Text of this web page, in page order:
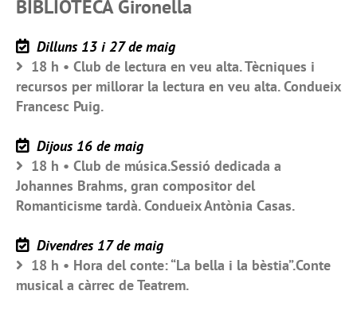
BIBLIOTECA Gironella
Dilluns 13 i 27 de maig
18 h • Club de lectura en veu alta. Tècniques i
recursos per millorar la lectura en veu alta. Condueix
Francesc Puig.
Dijous 16 de maig
18 h • Club de música.Sessió dedicada a
Johannes Brahms, gran compositor del
Romanticisme tardà. Condueix Antònia Casas.
Divendres 17 de maig
18 h • Hora del conte: “La bella i la bèstia”.Conte
musical a càrrec de Teatrem.